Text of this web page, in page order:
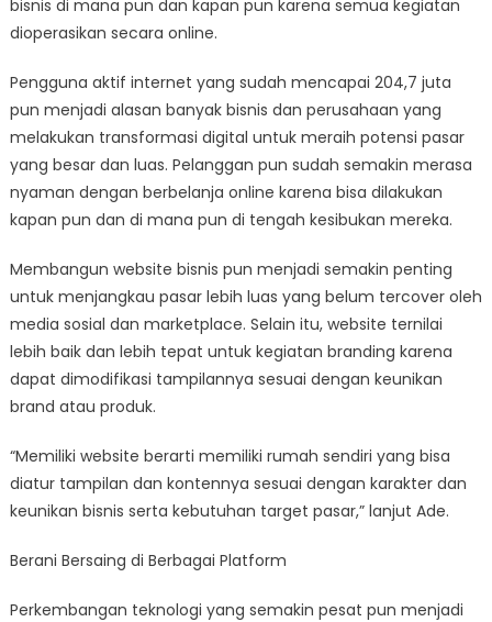
bisnis di mana pun dan kapan pun karena semua kegiatan
dioperasikan secara online.
Pengguna aktif internet yang sudah mencapai 204,7 juta
pun menjadi alasan banyak bisnis dan perusahaan yang
melakukan transformasi digital untuk meraih potensi pasar
yang besar dan luas. Pelanggan pun sudah semakin merasa
nyaman dengan berbelanja online karena bisa dilakukan
kapan pun dan di mana pun di tengah kesibukan mereka.
Membangun website bisnis pun menjadi semakin penting
untuk menjangkau pasar lebih luas yang belum tercover oleh
media sosial dan marketplace. Selain itu, website ternilai
lebih baik dan lebih tepat untuk kegiatan branding karena
dapat dimodifikasi tampilannya sesuai dengan keunikan
brand atau produk.
“Memiliki website berarti memiliki rumah sendiri yang bisa
diatur tampilan dan kontennya sesuai dengan karakter dan
keunikan bisnis serta kebutuhan target pasar,” lanjut Ade.
Berani Bersaing di Berbagai Platform
Perkembangan teknologi yang semakin pesat pun menjadi